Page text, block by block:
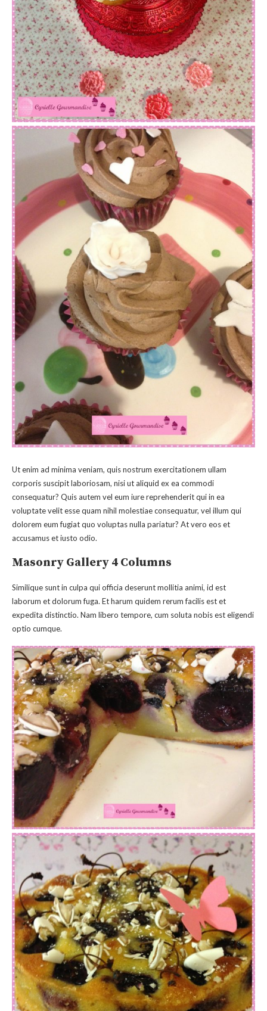
Ut enim ad minima veniam, quis nostrum exercitationem ullam
corporis suscipit laboriosam, nisi ut aliquid ex ea commodi
consequatur? Quis autem vel eum iure reprehenderit qui in ea
voluptate velit esse quam nihil molestiae consequatur, vel illum qui
dolorem eum fugiat quo voluptas nulla pariatur? At vero eos et
accusamus et iusto odio.
Masonry Gallery 4 Columns
Similique sunt in culpa qui officia deserunt mollitia animi, id est
laborum et dolorum fuga. Et harum quidem rerum facilis est et
expedita distinctio. Nam libero tempore, cum soluta nobis est eligendi
optio cumque.